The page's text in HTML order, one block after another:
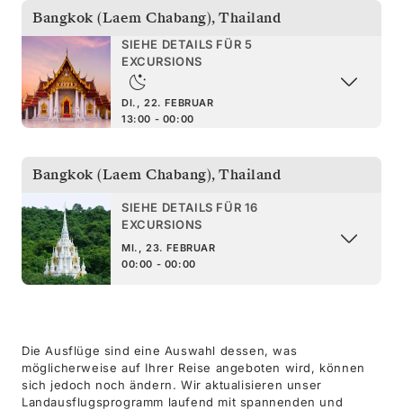
Bangkok (Laem Chabang),Thailand
SIEHE DETAILS FÜR 5
EXCURSIONS
DI., 22. FEBRUAR
13:00 - 00:00
Bangkok (Laem Chabang),Thailand
SIEHE DETAILS FÜR 16
EXCURSIONS
MI., 23. FEBRUAR
00:00 - 00:00
Die Ausflüge sind eine Auswahl dessen, was
möglicherweise auf Ihrer Reise angeboten wird, können
sich jedoch noch ändern. Wir aktualisieren unser
Landausflugsprogramm laufend mit spannenden und